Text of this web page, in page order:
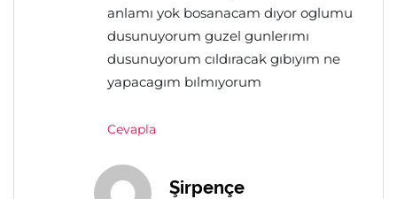
anlamı yok bosanacam dıyor oglumu
dusunuyorum guzel gunlerımı
dusunuyorum cıldıracak gıbıyım ne
yapacagım bılmıyorum
Cevapla
Şirpençe